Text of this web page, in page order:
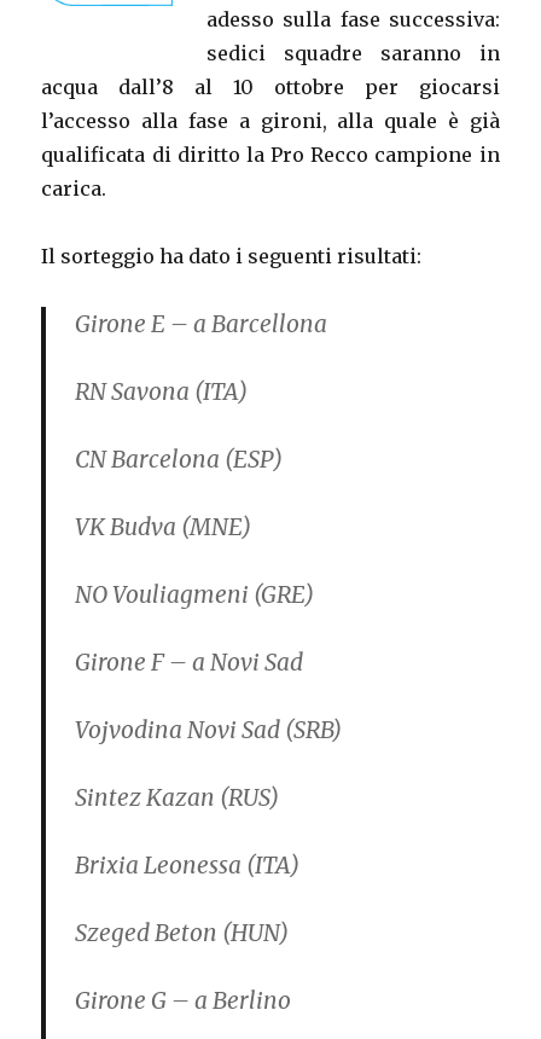
adesso sulla fase successiva:
sedici squadre saranno in
acqua dall’8 al 10 ottobre per giocarsi
l’accesso alla fase a gironi, alla quale è già
qualificata di diritto la Pro Recco campione in
carica.
Il sorteggio ha dato i seguenti risultati:
Girone E – a Barcellona
RN Savona (ITA)
CN Barcelona (ESP)
VK Budva (MNE)
NO Vouliagmeni (GRE)
Girone F – a Novi Sad
Vojvodina Novi Sad (SRB)
Sintez Kazan (RUS)
Brixia Leonessa (ITA)
Szeged Beton (HUN)
Girone G – a Berlino